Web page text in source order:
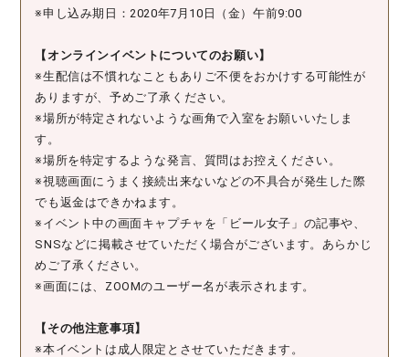
※申し込み期日：2020年7月10日（金）午前9:00
【オンラインイベントについてのお願い】
※生配信は不慣れなこともありご不便をおかけする可能性が
ありますが、予めご了承ください。
※場所が特定されないような画角で入室をお願いいたしま
す。
※場所を特定するような発言、質問はお控えください。
※視聴画面にうまく接続出来ないなどの不具合が発生した際
でも返金はできかねます。
※イベント中の画面キャプチャを「ビール女子」の記事や、
SNSなどに掲載させていただく場合がございます。あらかじ
めご了承ください。
※画面には、ZOOMのユーザー名が表示されます。
【その他注意事項】
※本イベントは成人限定とさせていただきます。